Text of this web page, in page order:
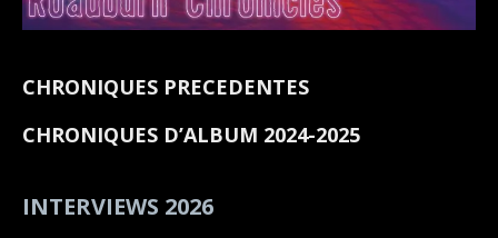
CHRONIQUES PRECEDENTES
CHRONIQUES D’ALBUM 2024-2025
INTERVIEWS 2026